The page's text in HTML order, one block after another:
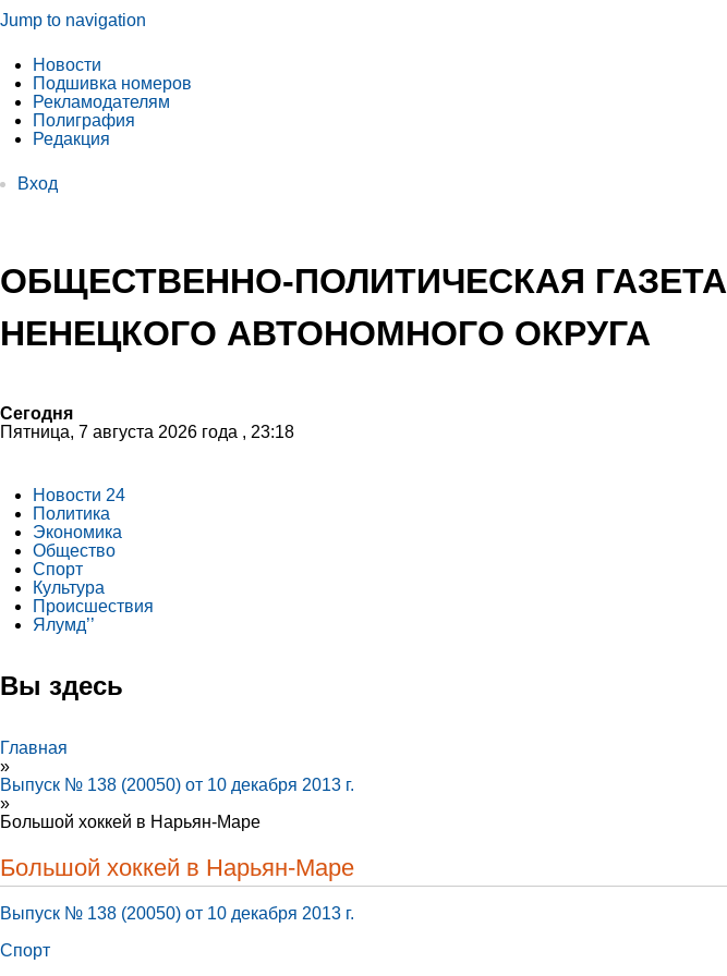
Jump to navigation
Новости
Подшивка номеров
Рекламодателям
Полиграфия
Редакция
Вход
ОБЩЕСТВЕННО-ПОЛИТИЧЕСКАЯ ГАЗЕТА
НЕНЕЦКОГО АВТОНОМНОГО ОКРУГА
Сегодня
Пятница, 7 августа 2026 года , 23:18
Новости 24
Политика
Экономика
Общество
Спорт
Культура
Происшествия
Ялумд’’
Вы здесь
Главная
»
Выпуск № 138 (20050) от 10 декабря 2013 г.
»
Большой хоккей в Нарьян-Маре
Большой хоккей в Нарьян-Маре
Выпуск № 138 (20050) от 10 декабря 2013 г.
Спорт